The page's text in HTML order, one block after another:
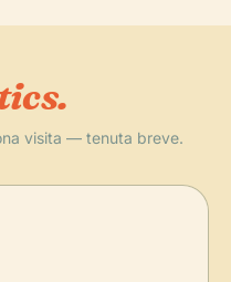
visita — tenuta breve.